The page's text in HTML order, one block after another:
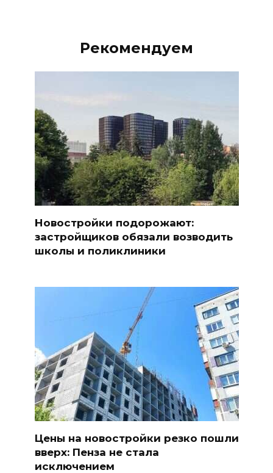
Рекомендуем
Новостройки подорожают:
застройщиков обязали возводить
школы и поликлиники
Цены на новостройки резко пошли
вверх: Пенза не стала
исключением